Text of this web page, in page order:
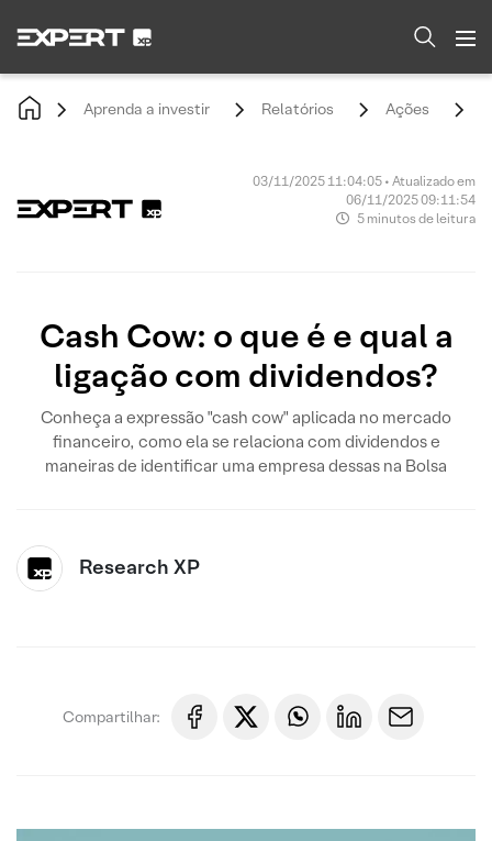
Aprenda a investir Relatórios Ações
03/11/2025 11:04:05 • Atualizado em
06/11/2025 09:11:54
5 minutos de leitura
Cash Cow: o que é e qual a
ligação com dividendos?
Conheça a expressão "cash cow" aplicada no mercado
financeiro, como ela se relaciona com dividendos e
maneiras de identificar uma empresa dessas na Bolsa
Research XP
Compartilhar: